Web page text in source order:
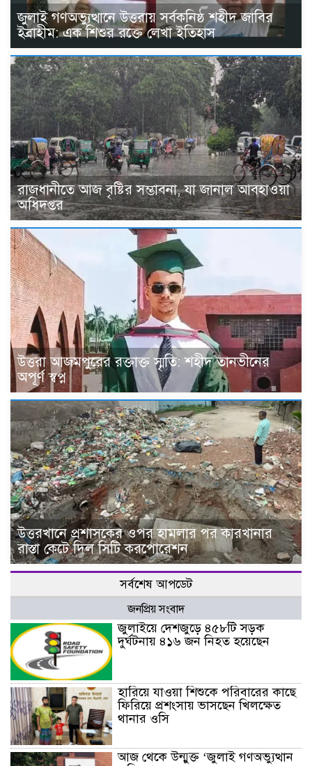
জুলাই গণঅভ্যুত্থানে উত্তরায় সর্বকনিষ্ঠ শহীদ জাবির
ইব্রাহীম: এক শিশুর রক্তে লেখা ইতিহাস
রাজধানীতে আজ বৃষ্টির সম্ভাবনা, যা জানাল আবহাওয়া
অধিদপ্তর
উত্তরা আজমপুরের রক্তাক্ত স্মৃতি: শহীদ তানভীনের
অপূর্ণ স্বপ্ন
উত্তরখানে প্রশাসকের ওপর হামলার পর কারখানার
রাস্তা কেটে দিল সিটি করপোরেশন
সর্বশেষ আপডেট
জনপ্রিয় সংবাদ
জুলাইয়ে দেশজুড়ে ৪৫৮টি সড়ক
দুর্ঘটনায় ৪১৬ জন নিহত হয়েছেন
হারিয়ে যাওয়া শিশুকে পরিবারের কাছে
ফিরিয়ে প্রশংসায় ভাসছেন খিলক্ষেত
থানার ওসি
আজ থেকে উন্মুক্ত ‘জুলাই গণঅভ্যুত্থান